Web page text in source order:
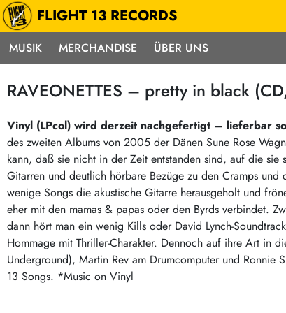
FLIGHT 13 RECORDS
MUSIK
Musik
Alle Neuheiten
Pre-Order
Highlights
Exklusiv & Limitiert
Neu auf Lager
Sonderangebote
Midprice
Mehr…
deutschsprachig
Hardcore
Emo
Postpunk / New Wave
Punkrock
60s / Garage
Beat / Surf
60s / Garage / R´n´R
Gitarre
MERCHANDISE ÜBER UNS
RAVEONETTES – pretty in black
Vinyl (LPcol) wird derzeit nachgefertigt – lieferbar
des zweiten Albums von 2005 der Dänen Sune Rose
kann, daß sie nicht in der Zeit entstanden sind, auf die
Gitarren und deutlich hörbare Bezüge zu den Cramps und
wenige Songs die akustische Gitarre herausgeholt und
eher mit den mamas & papas oder den Byrds verbindet.
dann hört man ein wenig Kills oder David Lynch-
Hommage mit Thriller-Charakter. Dennoch auf ihre Art in
Underground), Martin Rev am Drumcomputer und Ronnie
13 Songs. *Music on Vinyl